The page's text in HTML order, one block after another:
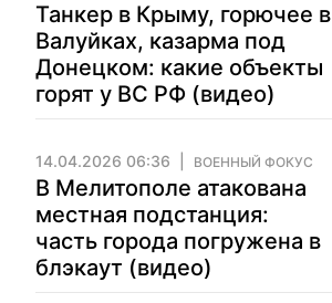
Танкер в Крыму, горючее в
Валуйках, казарма под
Донецком: какие объекты
горят у ВС РФ (видео)
14.04.2026 06:36 ВОЕННЫЙ ФОКУС
В Мелитополе атакована
местная подстанция:
часть города погружена в
блэкаут (видео)